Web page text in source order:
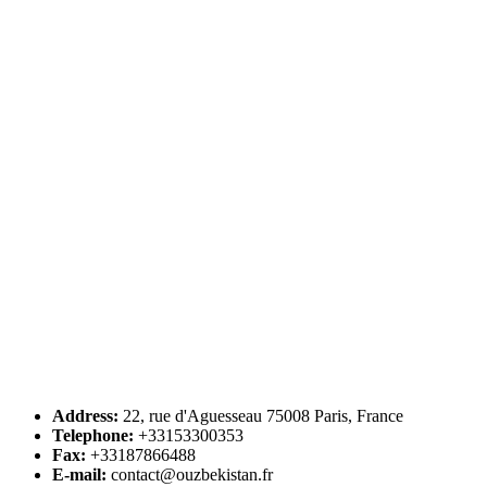
Address: 22, rue d'Aguesseau 75008 Paris, France
Telephone: +33153300353
Fax: +33187866488
E-mail: contact@ouzbekistan.fr